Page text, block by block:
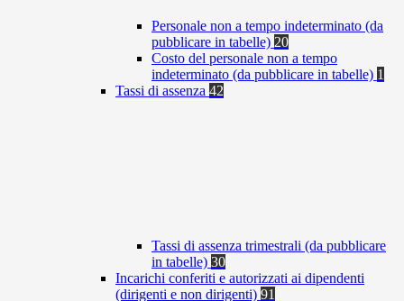
Personale non a tempo indeterminato (da
pubblicare in tabelle) 20
Costo del personale non a tempo
indeterminato (da pubblicare in tabelle) 1
Tassi di assenza 42
Tassi di assenza trimestrali (da pubblicare
in tabelle) 30
Incarichi conferiti e autorizzati ai dipendenti
(dirigenti e non dirigenti) 91